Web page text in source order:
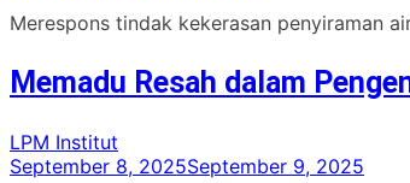
Merespons tindak kekerasan penyiraman
Memadu Resah dalam
LPM Institut
September 8, 2025September 9, 2025